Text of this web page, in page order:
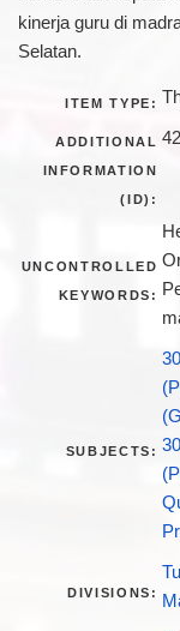
kinerja guru di
Selatan.
ITEM TYPE:
ADDITIONAL
INFORMATION
(ID):
UNCONTROLLED
KEYWORDS:
SUBJECTS:
DIVISIONS: